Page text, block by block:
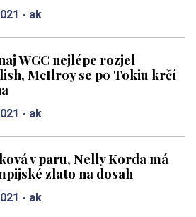
- ak
WGC nejlépe rozjel
McIlroy se po Tokiu krčí
- ak
v paru, Nelly Korda má
zlato na dosah
- ak